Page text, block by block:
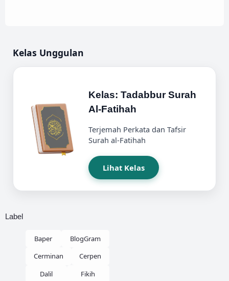
Kelas Unggulan
Kelas: Tadabbur Surah
Al-Fatihah
Terjemah Perkata dan Tafsir
Surah al-Fatihah
Lihat Kelas
Label
Baper
BlogGram
Cerminan
Cerpen
Dalil
Fikih